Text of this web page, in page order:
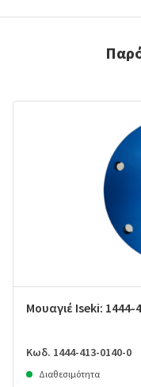
Μουαγιέ Iseki: 1444-
Κωδ. 1444-413-0140-0
Διαθεσιμότητα